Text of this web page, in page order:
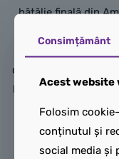
bătălie finală din
NINJAGO®
dinamicul set
bătălie a dragonului
conceput pentru
ani și mai mari.
jucărie de
Consimțământ
Acest website
Folosim
conținutul și
social media și